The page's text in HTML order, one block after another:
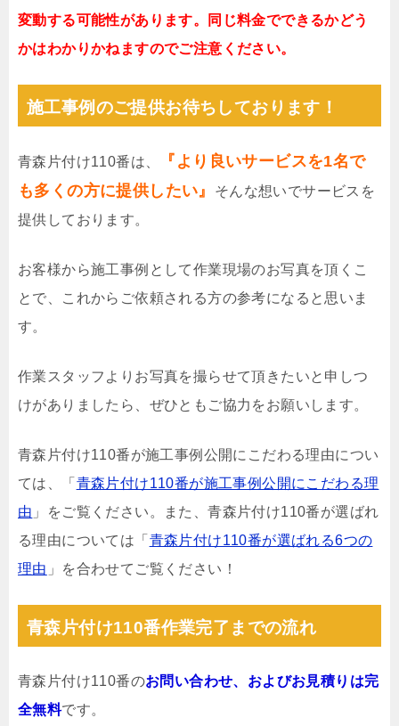
変動する可能性があります。同じ料金でできるかどう
かはわかりかねますのでご注意ください。
施工事例のご提供お待ちしております！
青森片付け110番は、
『より良いサービスを1名で
も多くの方に提供したい』
そんな想いでサービスを
提供しております。
お客様から施工事例として作業現場のお写真を頂くこ
とで、これからご依頼される方の参考になると思いま
す。
作業スタッフよりお写真を撮らせて頂きたいと申しつ
けがありましたら、ぜひともご協力をお願いします。
青森片付け110番が施工事例公開にこだわる理由につい
ては、「 青森片付け110番が施工事例公開にこだわる理
由 」をご覧ください。また、青森片付け110番が選ばれ
る理由については「 青森片付け110番が選ばれる6つの
理由 」を合わせてご覧ください！
青森片付け110番作業完了までの流れ
青森片付け110番のお問い合わせ、およびお見積りは完
全無料です。